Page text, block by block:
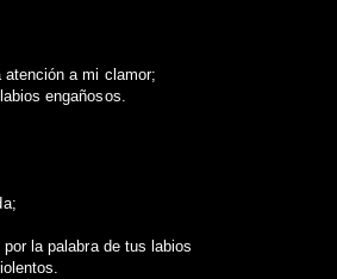
a mi clamor;
engañosos.
la palabra de tus labios